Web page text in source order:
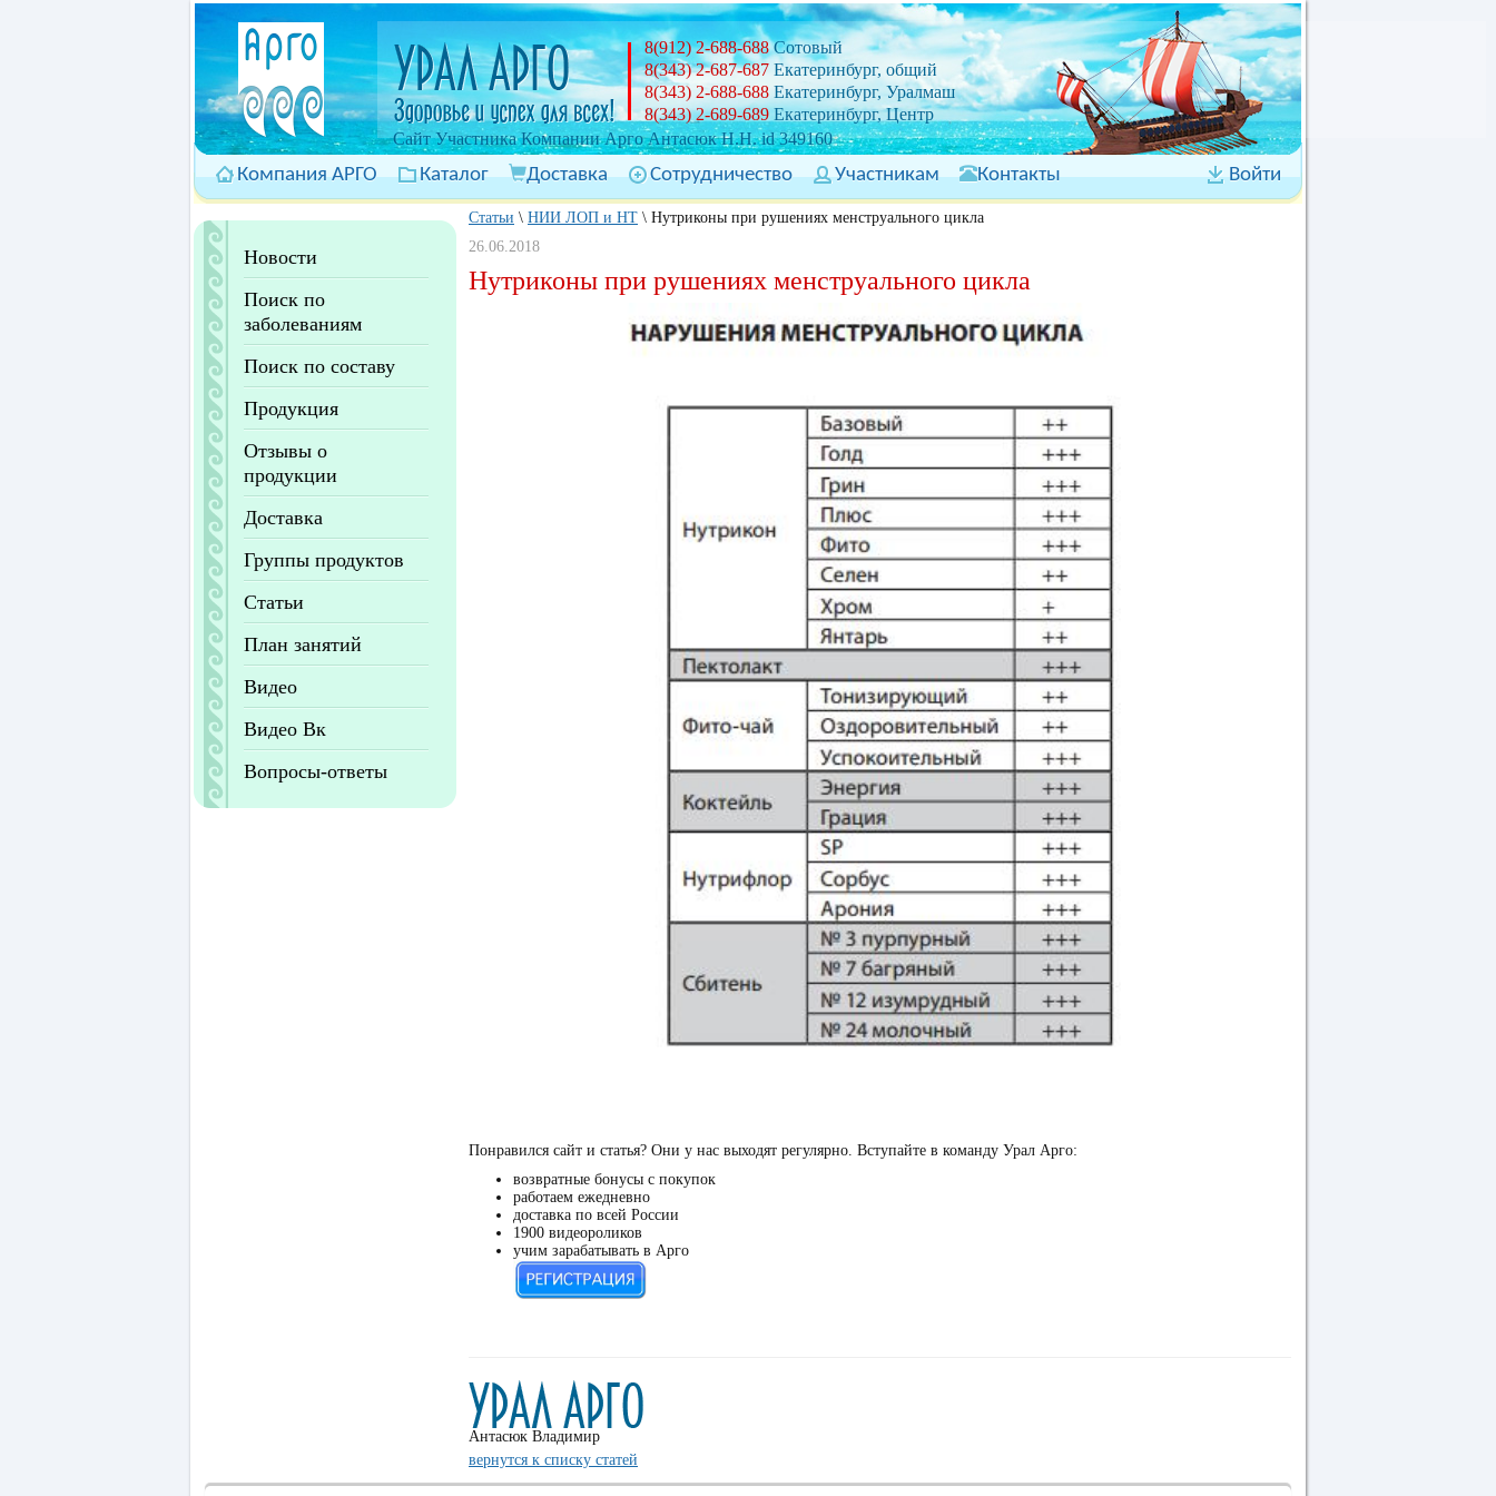
Cайт Участника Компании Арго Антасюк Н.Н. id 349160
8(912) 2-688-688Сотовый
8(343) 2-687-687 Екатеринбург, общий
8(343) 2-688-688 Екатеринбург, Уралмаш
8(343) 2-689-689 Екатеринбург, Центр
Компания АРГО Каталог Доставка Сотрудничество Участникам Контакты Войти
Новости
Поиск по
заболеваниям
Поиск по составу
Продукция
Отзывы о
продукции
Доставка
Группы продуктов
Статьи
План занятий
Видео
Видео Вк
Вопросы-ответы
Статьи \ НИИ ЛОП и НТ \ Нутриконы при рушениях менструального цикла
26.06.2018
Нутриконы при рушениях менструального цикла
Понравился сайт и статья? Они у нас выходят регулярно. Вступайте в команду Урал Арго:
возвратные бонусы с покупок
работаем ежедневно
доставка по всей России
1900 видеороликов
учим зарабатывать в Арго
Антасюк Владимир
вернутся к списку статей